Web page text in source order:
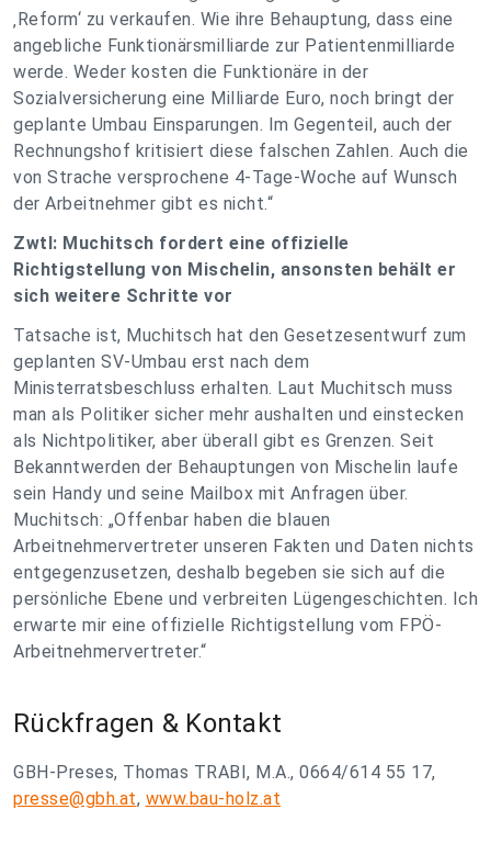
‚Reform‘ zu verkaufen. Wie ihre Behauptung, dass eine
angebliche Funktionärsmilliarde zur Patientenmilliarde
werde. Weder kosten die Funktionäre in der
Sozialversicherung eine Milliarde Euro, noch bringt der
geplante Umbau Einsparungen. Im Gegenteil, auch der
Rechnungshof kritisiert diese falschen Zahlen. Auch die
von Strache versprochene 4-Tage-Woche auf Wunsch
der Arbeitnehmer gibt es nicht.“
Zwtl: Muchitsch fordert eine offizielle
Richtigstellung von Mischelin, ansonsten behält er
sich weitere Schritte vor
Tatsache ist, Muchitsch hat den Gesetzesentwurf zum
geplanten SV-Umbau erst nach dem
Ministerratsbeschluss erhalten. Laut Muchitsch muss
man als Politiker sicher mehr aushalten und einstecken
als Nichtpolitiker, aber überall gibt es Grenzen. Seit
Bekanntwerden der Behauptungen von Mischelin laufe
sein Handy und seine Mailbox mit Anfragen über.
Muchitsch: „Offenbar haben die blauen
Arbeitnehmervertreter unseren Fakten und Daten nichts
entgegenzusetzen, deshalb begeben sie sich auf die
persönliche Ebene und verbreiten Lügengeschichten. Ich
erwarte mir eine offizielle Richtigstellung vom FPÖ-
Arbeitnehmervertreter.“
Rückfragen & Kontakt
GBH-Preses, Thomas TRABI, M.A., 0664/614 55 17,
presse@gbh.at, www.bau-holz.at